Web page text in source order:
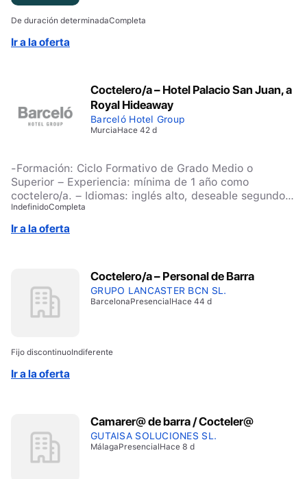
De duración determinadaCompleta
Ir a la oferta
Coctelero/a – Hotel Palacio San Juan, a
Royal Hideaway
Barceló Hotel Group
MurciaHace 42 d
-Formación: Ciclo Formativo de Grado Medio o
Superior – Experiencia: mínima de 1 año como
coctelero/a. – Idiomas: inglés alto, deseable segundo
idioma (francés o alemán). – Capacidad de
Organización. – Resolución de problemas. – Capacidad
para gestionar equipos.
IndefinidoCompleta
Ir a la oferta
Coctelero/a – Personal de Barra
GRUPO LANCASTER BCN SL.
BarcelonaPresencialHace 44 d
Fijo discontinuoIndiferente
Ir a la oferta
Camarer@ de barra / Cocteler@
GUTAISA SOLUCIONES SL.
MálagaPresencialHace 8 d